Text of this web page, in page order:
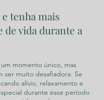
tenha mais
de vida durante a
momento único, mas
ser muito desafiadora. Se
alívio, relaxamento e
durante esse período